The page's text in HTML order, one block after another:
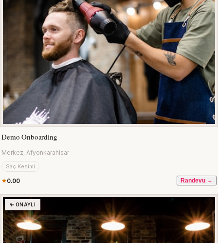
Demo Onboarding
Merkez, Afyonkarahisar
Saç Kesimi
0.00 Randevu →
✨ ONAYLI